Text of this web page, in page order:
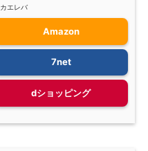
カエレバ
Amazon
7net
dショッピング